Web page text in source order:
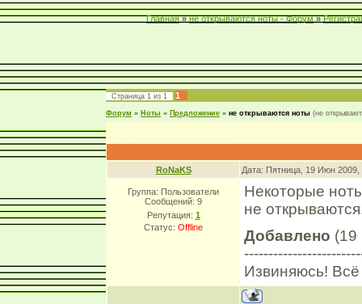
Главная » не открываются ноты - Форум »
Страница 1 из 1 1
Форум » Ноты » Предложение » не открываются ноты (не
RoNaKS Дата: Пятница, 19 Июн
Группа: Пользователи
Сообщений: 9
Репутация: 1
Статус: Offline
Некоторые
не
Добавлено (19
Извиняюсь!